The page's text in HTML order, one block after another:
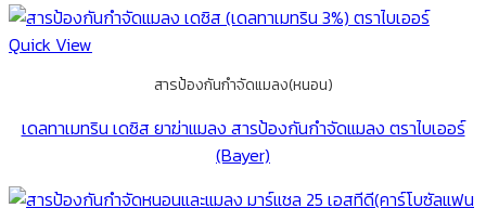
Quick View
สารป้องกันกำจัดแมลง(หนอน)
เดลทาเมทริน เดซิส ยาฆ่าแมลง สารป้องกันกำจัดแมลง ตราไบเออร์
(Bayer)